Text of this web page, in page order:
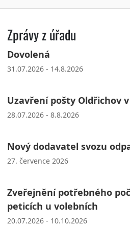
Zprávy z úřadu
Dovolená
31.07.2026 - 14.8.2026
Uzavření pošty Oldřichov
28.07.2026 - 8.8.2026
Nový dodavatel svozu
27. července 2026
Zveřejnění potřebného
peticích u volebních
20.07.2026 - 10.10.2026